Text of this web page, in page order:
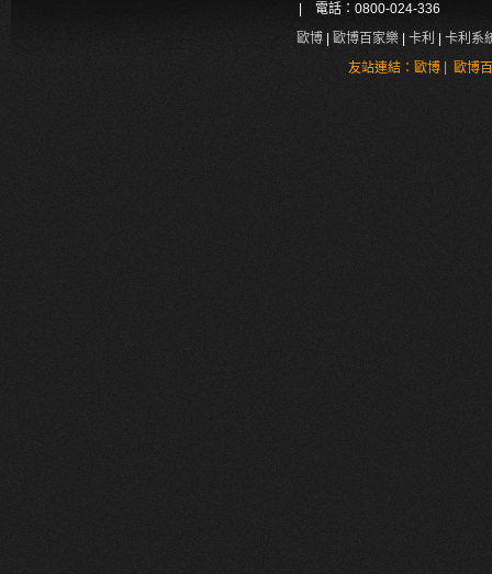
| 電話：0800-024-336
歐博
歐博百家樂 卡利
卡利系
友站連結： 歐博| 歐博